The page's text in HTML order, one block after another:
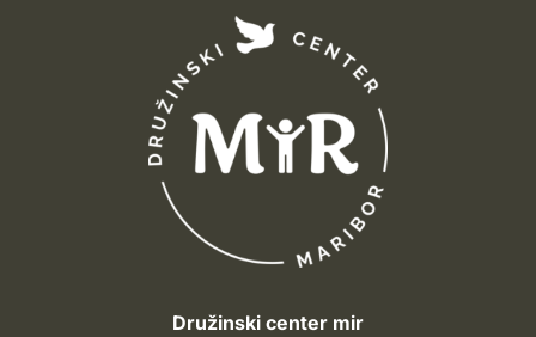
Družinski center mir